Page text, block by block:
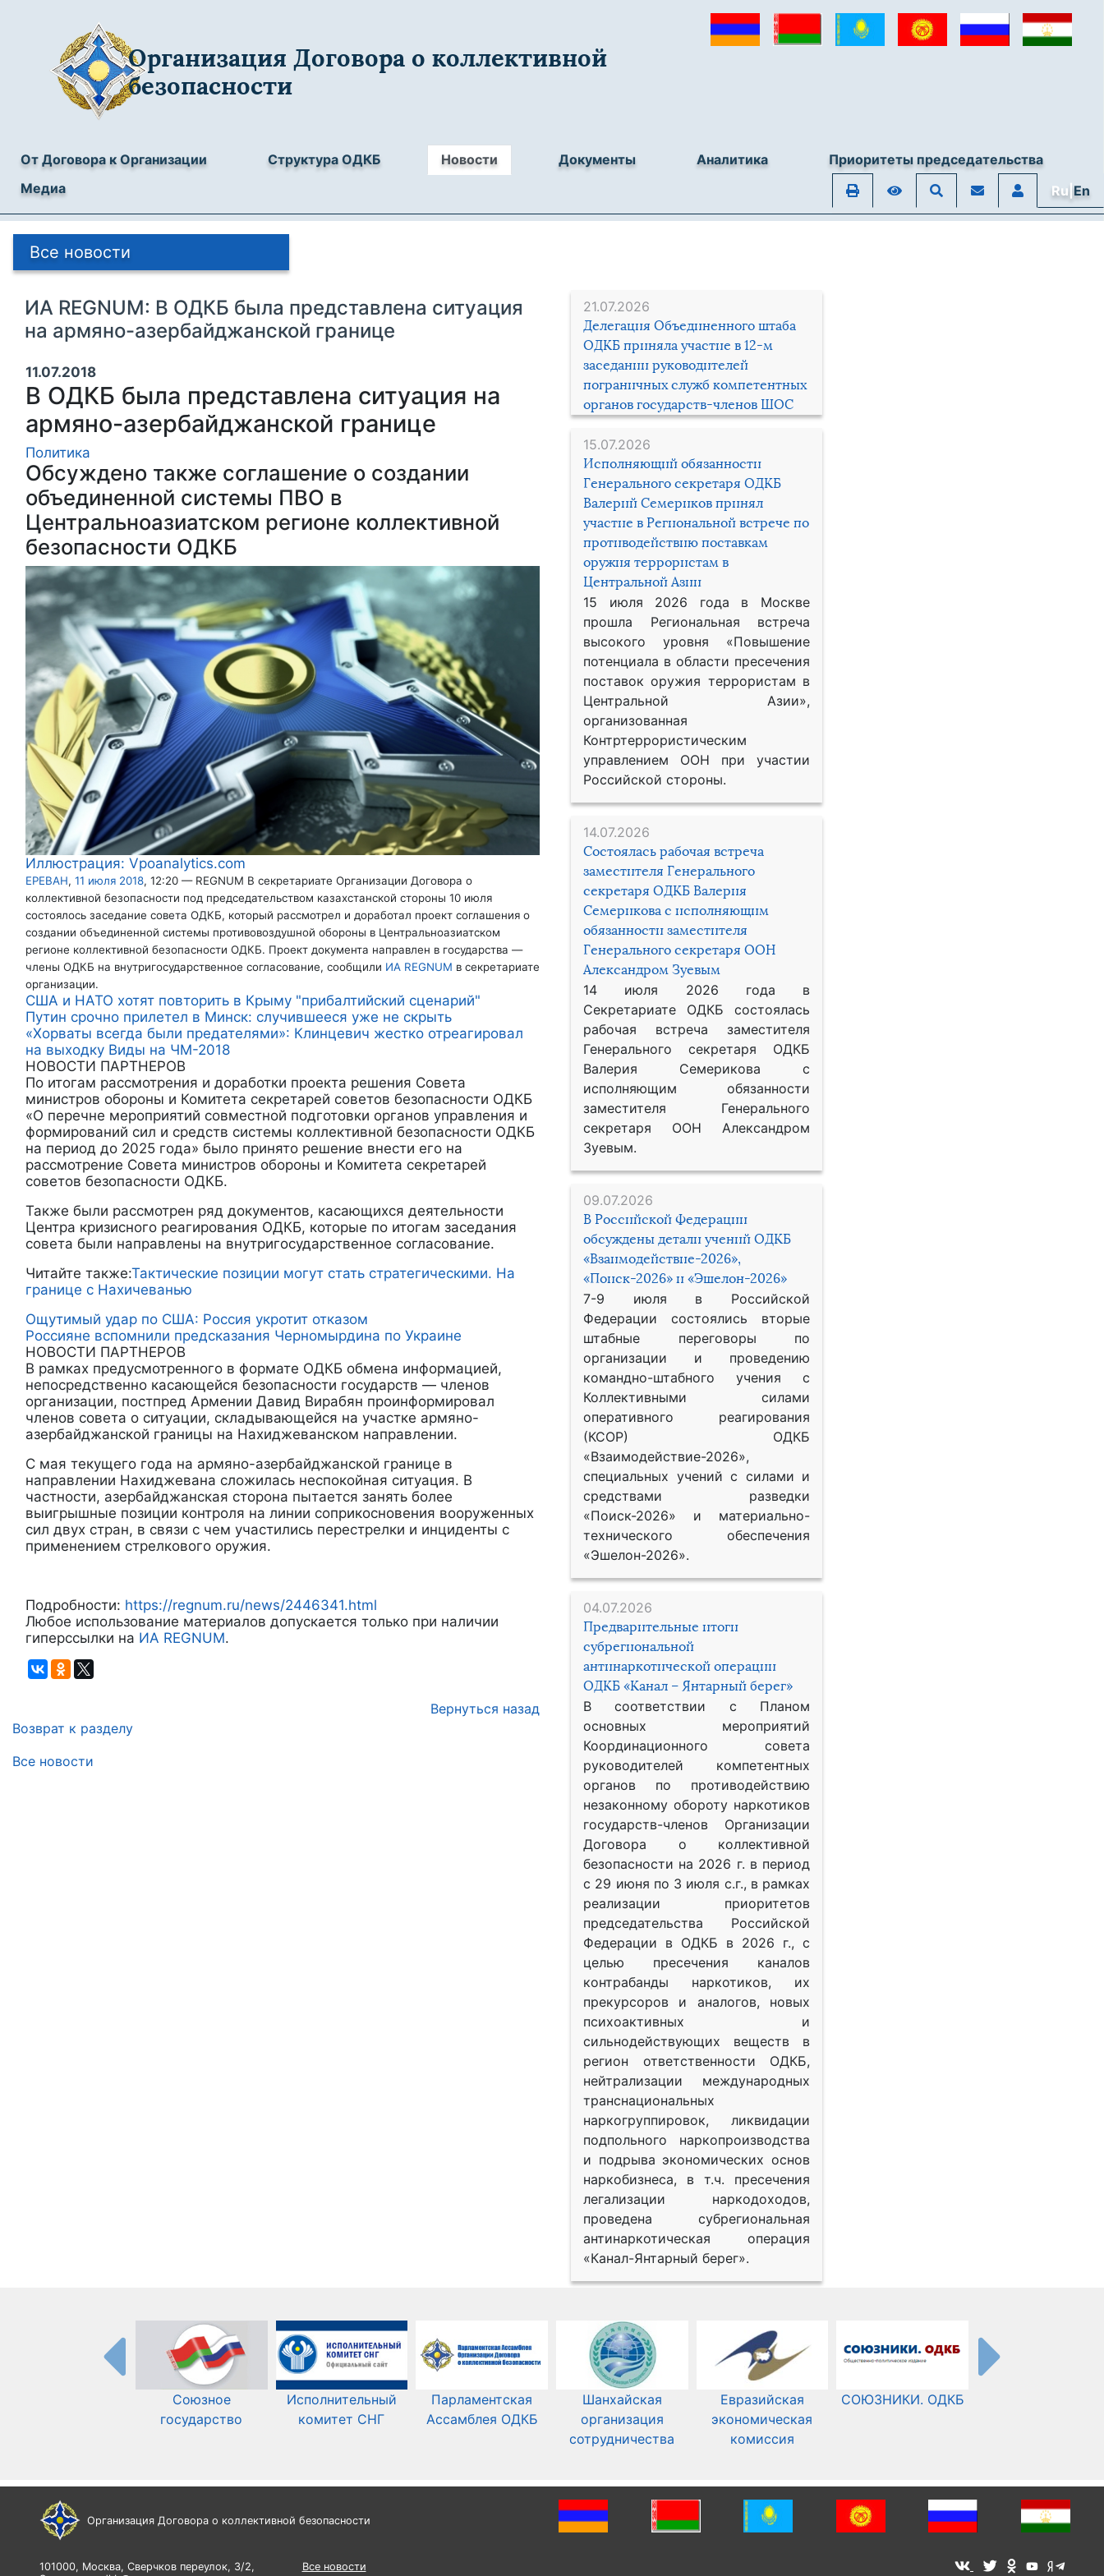
Организация Договора о коллективной
безопасности
От Договора к Организации Структура ОДКБ Новости Документы Аналитика
Приоритеты председательства
Медиа
Ru|En
Все новости
21.07.2026
Делегация Объединенного штаба
ОДКБ приняла участие в 12-м
заседании руководителей
пограничных служб компетентных
органов государств-членов ШОС
15.07.2026
Исполняющий обязанности
Генерального секретаря ОДКБ
Валерий Семериков принял
участие в Региональной встрече по
противодействию поставкам
оружия террористам в
Центральной Азии
15 июля 2026 года в Москве
прошла Региональная встреча
высокого уровня «Повышение
потенциала в области пресечения
поставок оружия террористам в
Центральной Азии»,
организованная
Контртеррористическим
управлением ООН при участии
Российской стороны.
14.07.2026
Состоялась рабочая встреча
заместителя Генерального
секретаря ОДКБ Валерия
Семерикова с исполняющим
обязанности заместителя
Генерального секретаря ООН
Александром Зуевым
14 июля 2026 года в
Секретариате ОДКБ состоялась
рабочая встреча заместителя
Генерального секретаря ОДКБ
Валерия Семерикова с
исполняющим обязанности
заместителя Генерального
секретаря ООН Александром
Зуевым.
09.07.2026
В Российской Федерации
обсуждены детали учений ОДКБ
«Взаимодействие-2026»,
«Поиск-2026» и «Эшелон-2026»
7-9 июля в Российской
Федерации состоялись вторые
штабные переговоры по
организации и проведению
командно-штабного учения с
Коллективными силами
оперативного реагирования
(КСОР) ОДКБ
«Взаимодействие-2026»,
специальных учений с силами и
средствами разведки
«Поиск-2026» и материально-
технического обеспечения
«Эшелон-2026».
04.07.2026
Предварительные итоги
субрегиональной
антинаркотической операции
ОДКБ «Канал – Янтарный берег»
В соответствии с Планом
основных мероприятий
Координационного совета
руководителей компетентных
органов по противодействию
незаконному обороту наркотиков
государств-членов Организации
Договора о коллективной
безопасности на 2026 г. в период
с 29 июня по 3 июля с.г., в рамках
реализации приоритетов
председательства Российской
Федерации в ОДКБ в 2026 г., с
целью пресечения каналов
контрабанды наркотиков, их
прекурсоров и аналогов, новых
психоактивных и
сильнодействующих веществ в
регион ответственности ОДКБ,
нейтрализации международных
транснациональных
наркогруппировок, ликвидации
подпольного наркопроизводства
и подрыва экономических основ
наркобизнеса, в т.ч. пресечения
легализации наркодоходов,
проведена субрегиональная
антинаркотическая операция
«Канал-Янтарный берег».
ИА REGNUM: В ОДКБ была представлена ситуация
на армяно-азербайджанской границе
11.07.2018
В ОДКБ была представлена ситуация на
армяно-азербайджанской границе
Политика
Обсуждено также соглашение о создании
объединенной системы ПВО в
Центральноазиатском регионе коллективной
безопасности ОДКБ
Иллюстрация: Vpoanalytics.com
ЕРЕВАН, 11 июля 2018, 12:20 — REGNUM В секретариате Организации Договора о
коллективной безопасности под председательством казахстанской стороны 10 июля
состоялось заседание совета ОДКБ, который рассмотрел и доработал проект соглашения о
создании объединенной системы противовоздушной обороны в Центральноазиатском
регионе коллективной безопасности ОДКБ. Проект документа направлен в государства —
члены ОДКБ на внутригосударственное согласование, сообщили ИА REGNUM в секретариате
организации.
США и НАТО хотят повторить в Крыму "прибалтийский сценарий"
Путин срочно прилетел в Минск: случившееся уже не скрыть
«Хорваты всегда были предателями»: Клинцевич жестко отреагировал
на выходку Виды на ЧМ-2018
НОВОСТИ ПАРТНЕРОВ
По итогам рассмотрения и доработки проекта решения Совета
министров обороны и Комитета секретарей советов безопасности ОДКБ
«О перечне мероприятий совместной подготовки органов управления и
формирований сил и средств системы коллективной безопасности ОДКБ
на период до 2025 года» было принято решение внести его на
рассмотрение Совета министров обороны и Комитета секретарей
советов безопасности ОДКБ.
Также были рассмотрен ряд документов, касающихся деятельности
Центра кризисного реагирования ОДКБ, которые по итогам заседания
совета были направлены на внутригосударственное согласование.
Читайте также:Тактические позиции могут стать стратегическими. На
границе с Нахичеванью
Ощутимый удар по США: Россия укротит отказом
Россияне вспомнили предсказания Черномырдина по Украине
НОВОСТИ ПАРТНЕРОВ
В рамках предусмотренного в формате ОДКБ обмена информацией,
непосредственно касающейся безопасности государств — членов
организации, постпред Армении Давид Вирабян проинформировал
членов совета о ситуации, складывающейся на участке армяно-
азербайджанской границы на Нахиджеванском направлении.
С мая текущего года на армяно-азербайджанской границе в
направлении Нахиджевана сложилась неспокойная ситуация. В
частности, азербайджанская сторона пытается занять более
выигрышные позиции контроля на линии соприкосновения вооруженных
сил двух стран, в связи с чем участились перестрелки и инциденты с
применением стрелкового оружия.
Подробности: https://regnum.ru/news/2446341.html
Любое использование материалов допускается только при наличии
гиперссылки на ИА REGNUM.
Вернуться назад
Возврат к разделу
Все новости
Союзное
государство
Исполнительный
комитет СНГ
Парламентская
Ассамблея ОДКБ
Шанхайская
организация
сотрудничества
Евразийская
экономическая
комиссия
СОЮЗНИКИ. ОДКБ
Организация Договора о коллективной безопасности
101000, Москва, Сверчков переулок, 3/2,
Все новости